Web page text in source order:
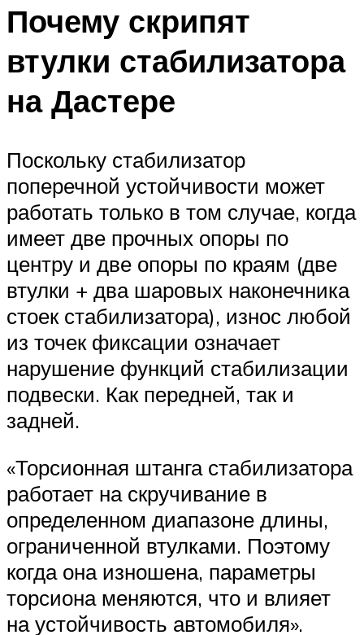
Почему скрипят
втулки стабилизатора
на Дастере
Поскольку стабилизатор
поперечной устойчивости может
работать только в том случае, когда
имеет две прочных опоры по
центру и две опоры по краям (две
втулки + два шаровых наконечника
стоек стабилизатора), износ любой
из точек фиксации означает
нарушение функций стабилизации
подвески. Как передней, так и
задней.
«Торсионная штанга стабилизатора
работает на скручивание в
определенном диапазоне длины,
ограниченной втулками. Поэтому
когда она изношена, параметры
торсиона меняются, что и влияет
на устойчивость автомобиля».